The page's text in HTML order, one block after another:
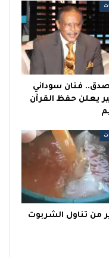
فنان سوداني
يعلن حفظ القرآن
من تناول الشربوت